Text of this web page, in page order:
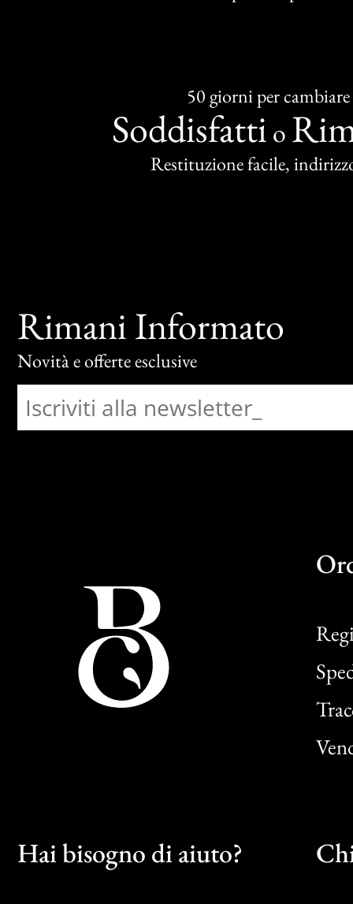
50 giorni per cambiare
Soddisfatti o
Restituzione facile,
Rimani Informato
Novità e offerte esclusive
Hai bisogno di aiuto?